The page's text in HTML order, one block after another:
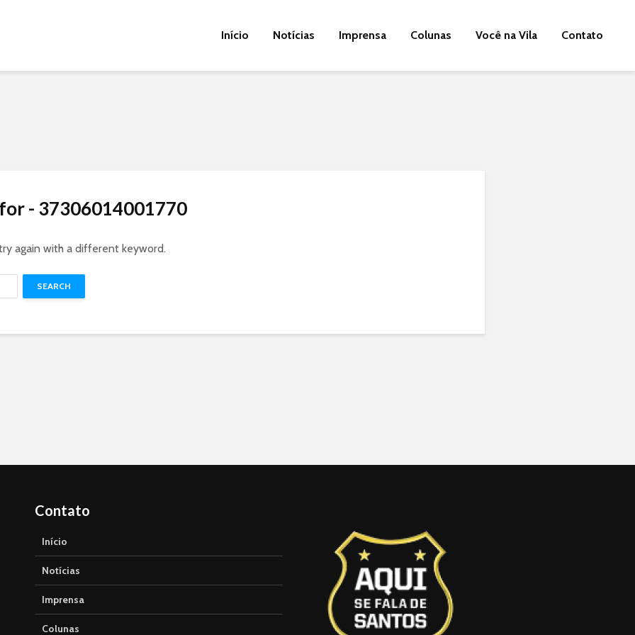
Início Notícias Imprensa Colunas Você na Vila Contato
- 37306014001770
again with a different keyword.
SEARCH
Contato
Início
Notícias
Imprensa
Colunas